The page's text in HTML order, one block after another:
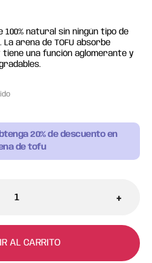
100% natural sin ningún tipo de
arena de TOFU absorbe
tiene una función aglomerante y
20% de descuento en
de tofu
+
AL CARRITO